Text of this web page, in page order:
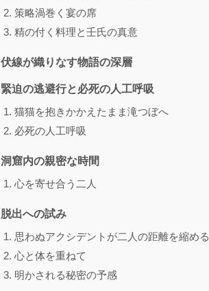
策略渦巻く宴の席
精の付く料理と壬氏の真意
伏線が織りなす物語の深層
緊迫の逃避行と必死の人工呼吸
猫猫を抱きかかえたまま滝つぼへ
必死の人工呼吸
洞窟内の親密な時間
心を寄せ合う二人
脱出への試み
思わぬアクシデントが二人の距離を縮める
心と体を重ねて
明かされる秘密の予感